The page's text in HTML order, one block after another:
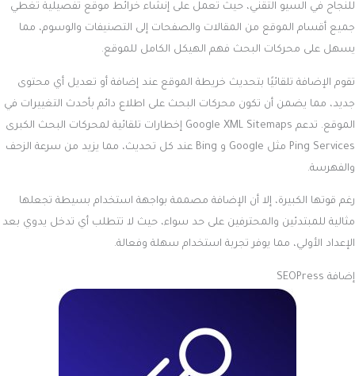
للنجاح في السيو التقني، حيث تعمل على إنشاء خرائط موقع تفصيلية تغطي
جميع أقسام الموقع من المقالات والصفحات إلى التصنيفات والوسوم، مما
يسهل على محركات البحث فهم الهيكل الكامل للموقع.
تقوم الإضافة تلقائيًا بتحديث خريطة الموقع عند إضافة أو تعديل أي محتوى
جديد، مما يضمن أن تكون محركات البحث على اطلاع دائم بأحدث التغييرات في
الموقع. تدعم Google XML Sitemaps إخطارات تلقائية لمحركات البحث الكبرى
Ping Services مثل Google و Bing عند كل تحديث، مما يزيد من سرعة الزحف
والفهرسة.
رغم قوتها الكبيرة، إلا أن الإضافة مصممة بواجهة استخدام بسيطة تجعلها
مثالية للمبتدئين والمحترفين على حد سواء، حيث لا تتطلب أي تدخل يدوي بعد
الإعداد الأولي، مما يوفر تجربة استخدام سهلة وفعالة.
إضافة SEOPress